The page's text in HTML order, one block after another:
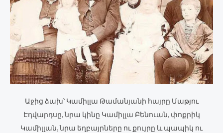
Աջից ձախ՝ Կամիլլա Թամանյանի հայրը Մաթյու
Էդվարդսը, նրա կինը Կամիլլա Բենուան, փոքրիկ
Կամիլլան, նրա եղբայրները ու քույրը և պապիկ ու